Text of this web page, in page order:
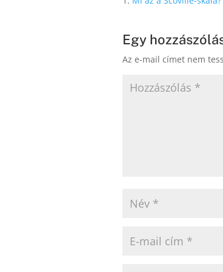
Egy
Az e-mail címet nem